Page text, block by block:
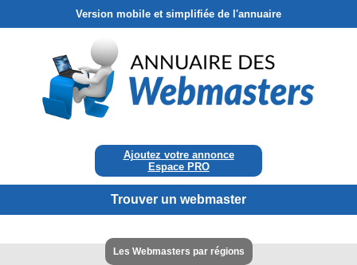
Version mobile et simplifiée de l'annuaire
Ajoutez votre annonce
Espace PRO
Trouver un webmaster
Les Webmasters par régions